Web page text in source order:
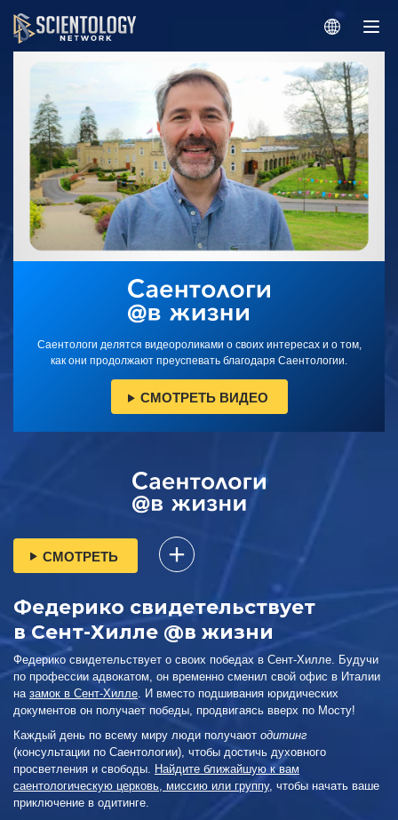
Саентологи делятся видеороликами о своих интересах и о том,
как они продолжают преуспевать благодаря Саентологии.
СМОТРЕТЬ ВИДЕО
СМОТРЕТЬ
Федерико свидетельствует
в Сент-Хилле @в жизни
Федерико свидетельствует о своих победах в Сент-Хилле. Будучи
по профессии адвокатом, он временно сменил свой офис в Италии
на замок в Сент-Хилле . И вместо подшивания юридических
документов он получает победы, продвигаясь вверх по Мосту!
Каждый день по всему миру люди получают одитинг
(консультации по Саентологии), чтобы достичь духовного
просветления и свободы. Найдите ближайшую к вам
саентологическую церковь, миссию или группу, чтобы начать ваше
приключение в одитинге.